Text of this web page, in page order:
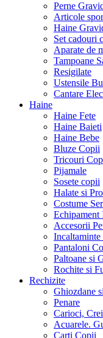
Perne
Articole
Haine
Set cadouri
Aparate de
Tampoane
Resigilate
Ustensile
Cantare
Haine
Haine Fete
Haine Baieti
Haine Bebe
Bluze Copii
Tricouri
Pijamale
Sosete copii
Halate si
Costume
Echipament
Accesorii
Pantaloni
Paltoane si
Rochite si
Rechizite
Ghiozdane
Penare
Carioci,
Acuarele.
Carti Copii